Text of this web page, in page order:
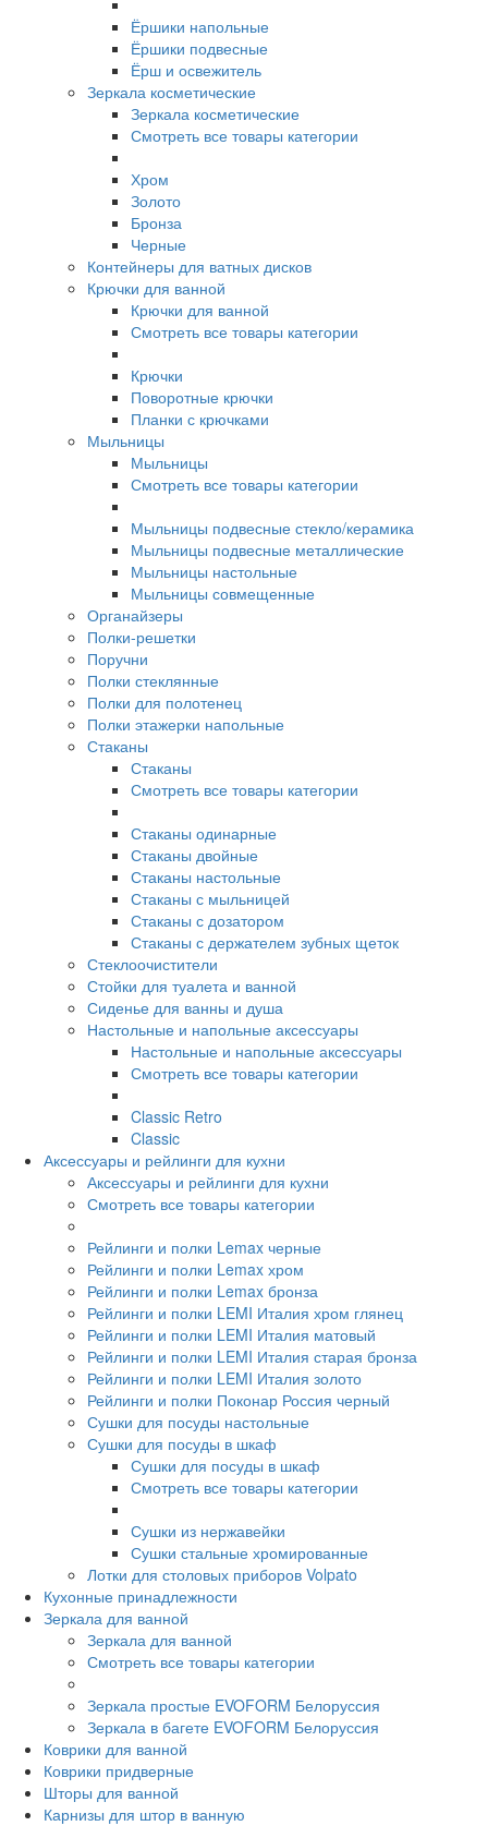
Ёршики напольные
Ёршики подвесные
Ёрш и освежитель
Зеркала косметические
Зеркала косметические
Смотреть все товары категории
Хром
Золото
Бронза
Черные
Контейнеры для ватных дисков
Крючки для ванной
Крючки для ванной
Смотреть все товары категории
Крючки
Поворотные крючки
Планки с крючками
Мыльницы
Мыльницы
Смотреть все товары категории
Мыльницы подвесные стекло/керамика
Мыльницы подвесные металлические
Мыльницы настольные
Мыльницы совмещенные
Органайзеры
Полки-решетки
Поручни
Полки стеклянные
Полки для полотенец
Полки этажерки напольные
Стаканы
Стаканы
Смотреть все товары категории
Стаканы одинарные
Стаканы двойные
Стаканы настольные
Стаканы с мыльницей
Стаканы с дозатором
Стаканы с держателем зубных щеток
Стеклоочистители
Стойки для туалета и ванной
Сиденье для ванны и душа
Настольные и напольные аксессуары
Настольные и напольные аксессуары
Смотреть все товары категории
Classic Retro
Classic
Аксессуары и рейлинги для кухни
Аксессуары и рейлинги для кухни
Смотреть все товары категории
Рейлинги и полки Lemax черные
Рейлинги и полки Lemax хром
Рейлинги и полки Lemax бронза
Рейлинги и полки LEMI Италия хром глянец
Рейлинги и полки LEMI Италия матовый
Рейлинги и полки LEMI Италия старая бронза
Рейлинги и полки LEMI Италия золото
Рейлинги и полки Поконар Россия черный
Сушки для посуды настольные
Сушки для посуды в шкаф
Сушки для посуды в шкаф
Смотреть все товары категории
Сушки из нержавейки
Сушки стальные хромированные
Лотки для столовых приборов Volpato
Кухонные принадлежности
Зеркала для ванной
Зеркала для ванной
Смотреть все товары категории
Зеркала простые EVOFORM Белоруссия
Зеркала в багете EVOFORM Белоруссия
Коврики для ванной
Коврики придверные
Шторы для ванной
Карнизы для штор в ванную